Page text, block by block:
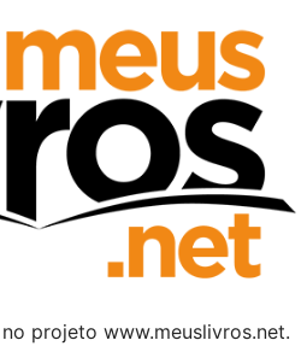
projeto www.meuslivros.net.